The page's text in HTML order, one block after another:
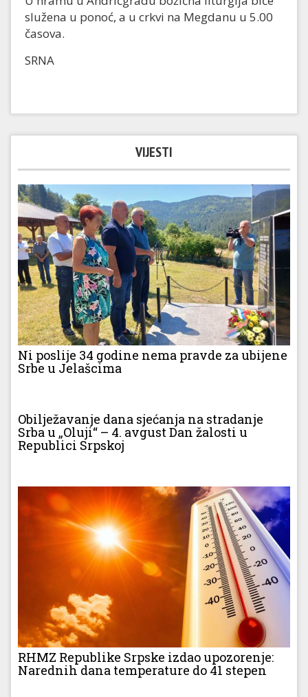
služena u ponoć, a u crkvi na Megdanu u 5.00
časova.
SRNA
VIJESTI
Ni poslije 34 godine nema pravde za ubijene
Srbe u Jelašcima
Obilježavanje dana sjećanja na stradanje
Srba u „Oluji“ – 4. avgust Dan žalosti u
Republici Srpskoj
RHMZ Republike Srpske izdao upozorenje:
Narednih dana temperature do 41 stepen